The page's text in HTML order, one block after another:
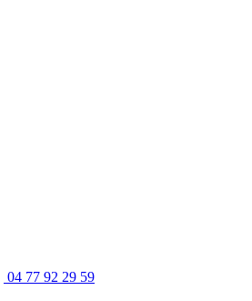
04 77 92 29 59